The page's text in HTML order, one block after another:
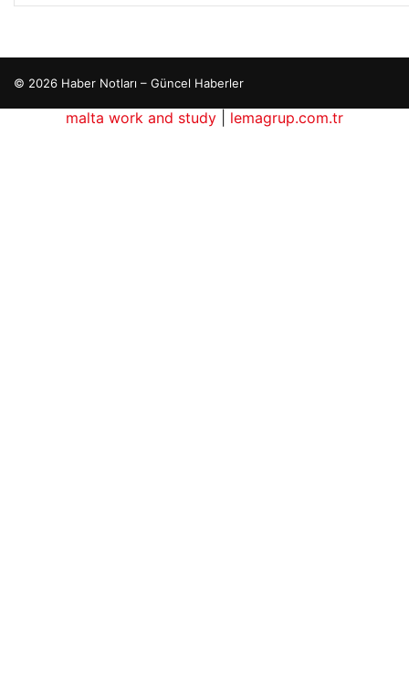
© 2026 Haber Notları – Güncel Haberler
malta work and study
lemagrup.com.tr